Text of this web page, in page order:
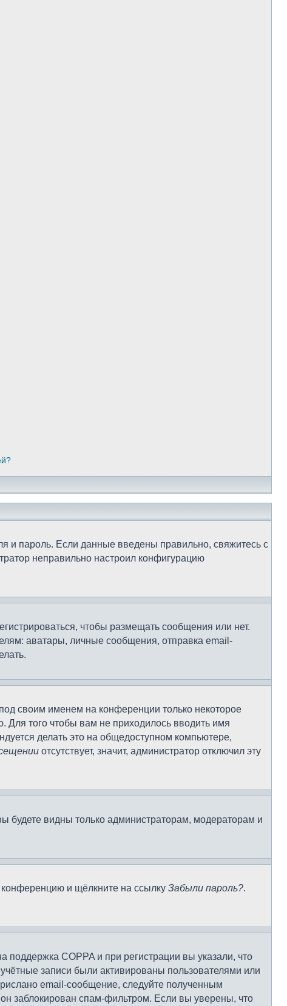
и пароль. Если данные введены правильно, свяжитесь с
неправильно настроил конфигурацию
чтобы размещать сообщения или нет.
аватары, личные сообщения, отправка email-
своим именем на конференции только некоторое
Для того чтобы вам не приходилось вводить имя
делать это на общедоступном компьютере,
отсутствует, значит, администратор отключил эту
будете видны только администраторам, модераторам и
конференцию и щёлкните на ссылку Забыли пароль?.
COPPA и при регистрации вы указали, что
записи были активированы пользователями или
email-сообщение, следуйте полученным
заблокирован спам-фильтром. Если вы уверены, что